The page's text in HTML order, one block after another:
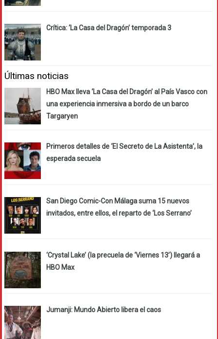
Crítica: ‘La Casa del Dragón’ temporada 3
Últimas noticias
HBO Max lleva ‘La Casa del Dragón’ al País Vasco con
una experiencia inmersiva a bordo de un barco
Targaryen
Primeros detalles de ‘El Secreto de La Asistenta’, la
esperada secuela
San Diego Comic-Con Málaga suma 15 nuevos
invitados, entre ellos, el reparto de ‘Los Serrano’
‘Crystal Lake’ (la precuela de ‘Viernes 13’) llegará a
HBO Max
Jumanji: Mundo Abierto libera el caos